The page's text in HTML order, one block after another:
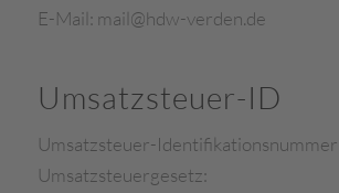
E-Mail: mail@hdw-verden.de
Umsatzsteuer-ID
Umsatzsteuer-Identifikationsnummer
Umsatzsteuergesetz: